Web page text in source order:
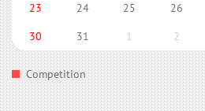
23
24 25 26
30
31 1 2
Competition